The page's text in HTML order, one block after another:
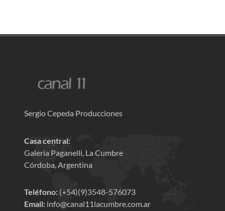
Sergio Cepeda Producciones
Casa central:
Galería Paganelli, La Cumbre
Córdoba, Argentina
Teléfono: (+54)(9)3548-576073
Email: info@canal11lacumbre.com.ar